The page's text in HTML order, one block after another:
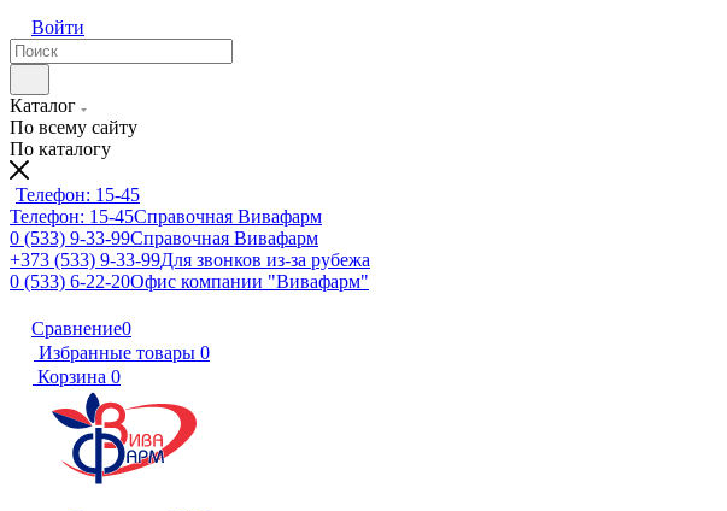
Войти
Каталог
По всему сайту
По каталогу
Телефон: 15-45
Телефон: 15-45Справочная Вивафарм
0 (533) 9-33-99Справочная Вивафарм
+373 (533) 9-33-99Для звонков из-за рубежа
0 (533) 6-22-20Офис компании "Вивафарм"
Сравнение0
Избранные товары 0
Корзина 0